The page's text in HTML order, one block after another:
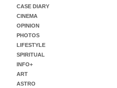
CASE DIARY
CINEMA
OPINION
PHOTOS
LIFESTYLE
SPIRITUAL
INFO+
ART
ASTRO